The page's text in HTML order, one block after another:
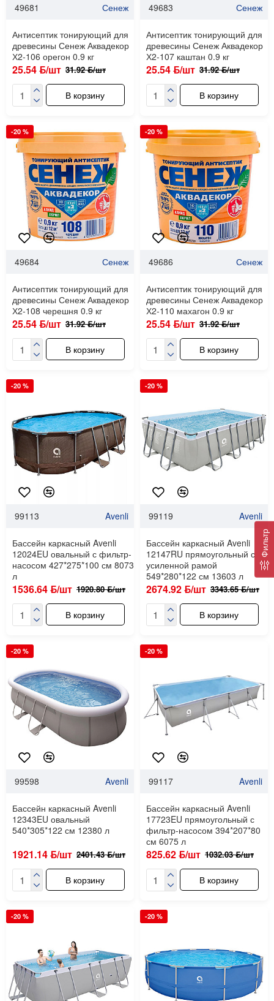
49681 Сенеж
Антисептик тонирующий для
древесины Сенеж Аквадекор
Х2-106 орегон 0.9 кг
25.54 ƃ/шт 31.92 ƃ/шт
В корзину
49683 Сенеж
Антисептик тонирующий для
древесины Сенеж Аквадекор
Х2-107 каштан 0.9 кг
25.54 ƃ/шт 31.92 ƃ/шт
В корзину
-20 %
49684 Сенеж
Антисептик тонирующий для
древесины Сенеж Аквадекор
Х2-108 черешня 0.9 кг
25.54 ƃ/шт 31.92 ƃ/шт
В корзину
-20 %
49686 Сенеж
Антисептик тонирующий для
древесины Сенеж Аквадекор
Х2-110 махагон 0.9 кг
25.54 ƃ/шт 31.92 ƃ/шт
В корзину
-20 %
99113 Avenli
Бассейн каркасный Avenli
12024EU овальный с фильтр-
насосом 427*275*100 см 8073
л
1536.64 ƃ/шт 1920.80 ƃ/шт
В корзину
-20 %
99119 Avenli
Бассейн каркасный Avenli
12147RU прямоугольный с
усиленной рамой
549*280*122 см 13603 л
2674.92 ƃ/шт 3343.65 ƃ/шт
В корзину
-20 %
99598 Avenli
Бассейн каркасный Avenli
12343EU овальный
540*305*122 см 12380 л
1921.14 ƃ/шт 2401.43 ƃ/шт
В корзину
-20 %
99117 Avenli
Бассейн каркасный Avenli
17723EU прямоугольный с
фильтр-насосом 394*207*80
см 6075 л
825.62 ƃ/шт 1032.03 ƃ/шт
В корзину
-20 % -20 %
Фильтр